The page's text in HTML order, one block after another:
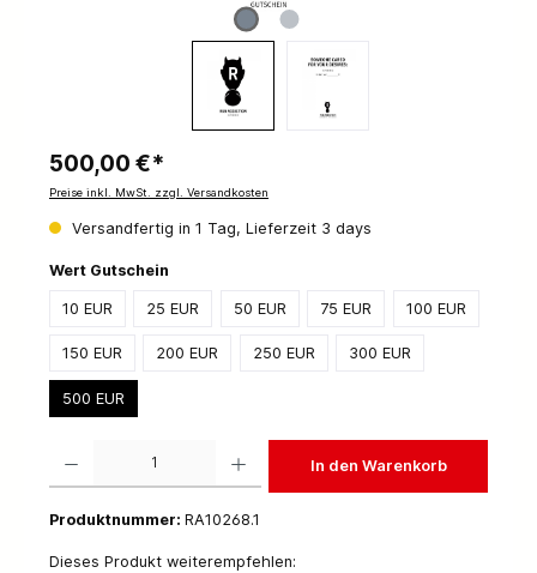
500,00 €*
Preise inkl. MwSt. zzgl. Versandkosten
Versandfertig in 1 Tag, Lieferzeit 3 days
Wert Gutschein
10 EUR 25 EUR 50 EUR 75 EUR 100 EUR
150 EUR 200 EUR 250 EUR 300 EUR
500 EUR
In den Warenkorb
Produktnummer: RA10268.1
Dieses Produkt weiterempfehlen: